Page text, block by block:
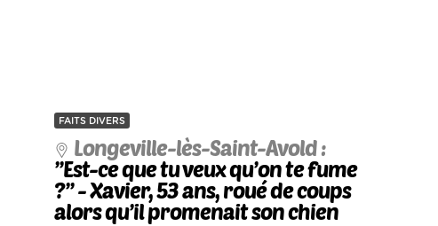
FAITS DIVERS
Longeville-lès-Saint-Avold :
’’Est-ce que tu veux qu’on te fume
?’’ - Xavier, 53 ans, roué de coups
alors qu’il promenait son chien